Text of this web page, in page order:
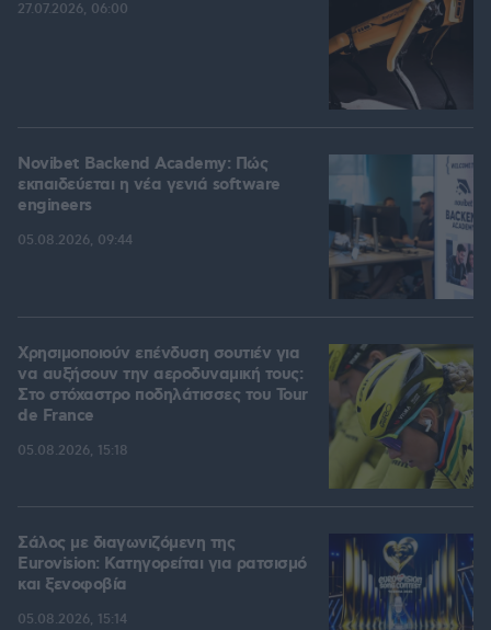
27.07.2026, 06:00
Novibet Backend Academy: Πώς
εκπαιδεύεται η νέα γενιά software
engineers
05.08.2026, 09:44
Χρησιμοποιούν επένδυση σουτιέν για
να αυξήσουν την αεροδυναμική τους:
Στο στόχαστρο ποδηλάτισσες του Tour
de France
05.08.2026, 15:18
Σάλος με διαγωνιζόμενη της
Eurovision: Κατηγορείται για ρατσισμό
και ξενοφοβία
05.08.2026, 15:14